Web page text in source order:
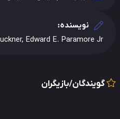
نویسنده:
Edward E. Paramore Jr.
گویندگان/بازیگران